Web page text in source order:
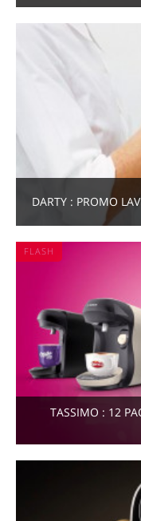
DARTY : PROMO
FLASH
TASSIMO : 12